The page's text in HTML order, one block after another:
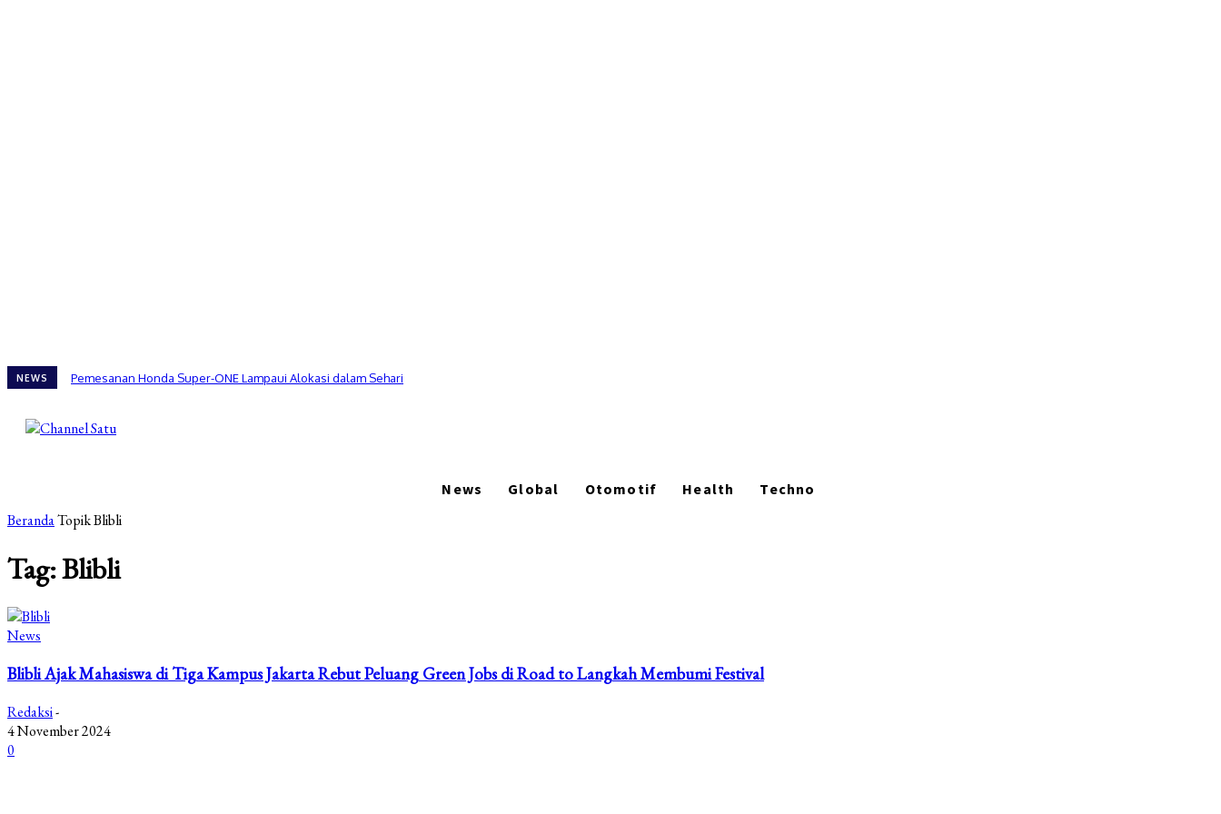
NEWS Pemesanan Honda Super-ONE Lampaui Alokasi dalam Sehari
News Global Otomotif Health Techno
BerandaTopikBlibli
Tag: Blibli
News
Blibli Ajak Mahasiswa di Tiga Kampus Jakarta Rebut Peluang Green Jobs di Road to Langkah Membumi Festival
Redaksi-
4 November 2024
0